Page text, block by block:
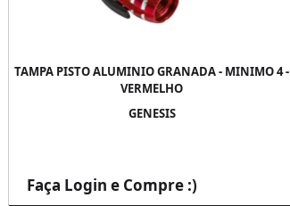
TAMPA PISTO ALUMINIO GRANADA - MINIMO 4 -
VERMELHO
GENESIS
Faça Login e Compre :)